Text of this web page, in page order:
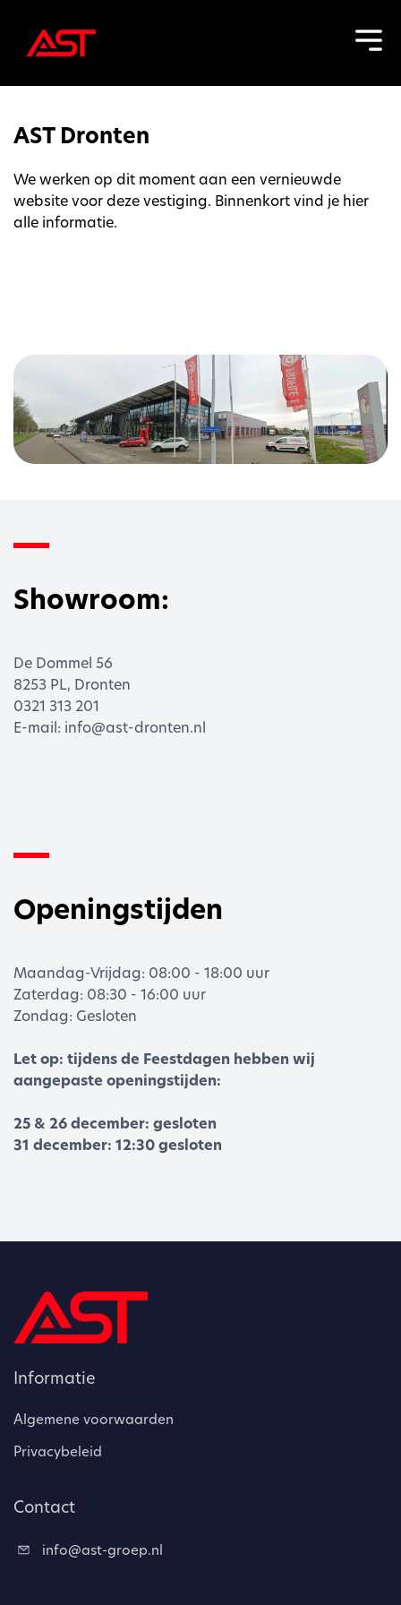
AST Dronten
We werken op dit moment aan een vernieuwde
website voor deze vestiging. Binnenkort vind je hier
alle informatie.
Showroom:
De Dommel 56
8253 PL, Dronten
0321 313 201
E-mail: info@ast-dronten.nl
Openingstijden
Maandag-Vrijdag: 08:00 - 18:00 uur
Zaterdag: 08:30 - 16:00 uur
Zondag: Gesloten
Let op: tijdens de Feestdagen hebben wij
aangepaste openingstijden:
25 & 26 december: gesloten
31 december: 12:30 gesloten
Informatie
Algemene voorwaarden
Privacybeleid
Contact
info@ast-groep.nl